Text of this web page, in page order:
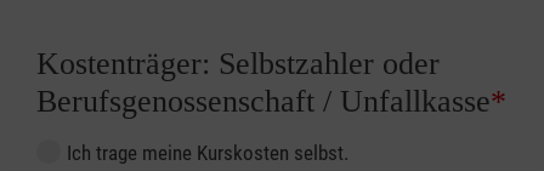
Kostenträger: Selbstzahler oder
Berufsgenossenschaft / Unfallkasse*
Ich trage meine Kurskosten selbst.